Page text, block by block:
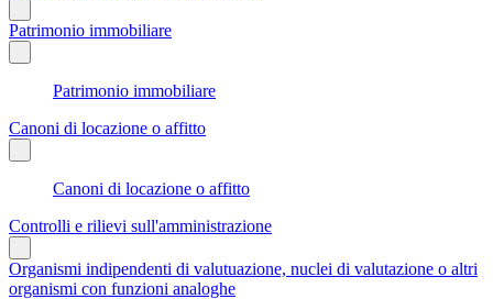
Patrimonio immobiliare
Patrimonio immobiliare
Canoni di locazione o affitto
Canoni di locazione o affitto
Controlli e rilievi sull'amministrazione
Organismi indipendenti di valutuazione, nuclei di valutazione o altri
organismi con funzioni analoghe